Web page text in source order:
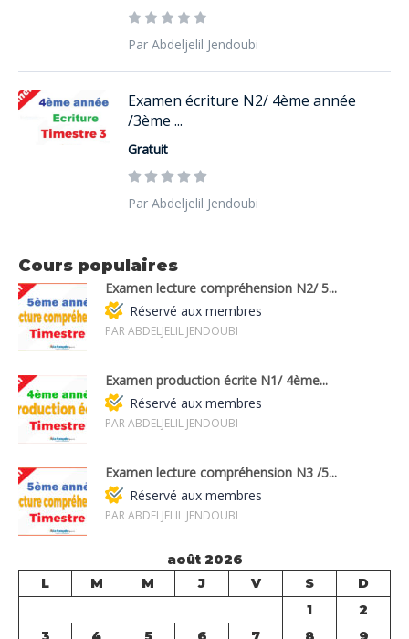
Par Abdeljelil Jendoubi
Examen écriture N2/ 4ème année
/3ème ...
Gratuit
Par Abdeljelil Jendoubi
Cours populaires
Examen lecture compréhension N2/ 5...
Réservé aux membres
PAR ABDELJELIL JENDOUBI
Examen production écrite N1/ 4ème...
Réservé aux membres
PAR ABDELJELIL JENDOUBI
Examen lecture compréhension N3 /5...
Réservé aux membres
PAR ABDELJELIL JENDOUBI
août 2026
L
M M J V S
D
1
2